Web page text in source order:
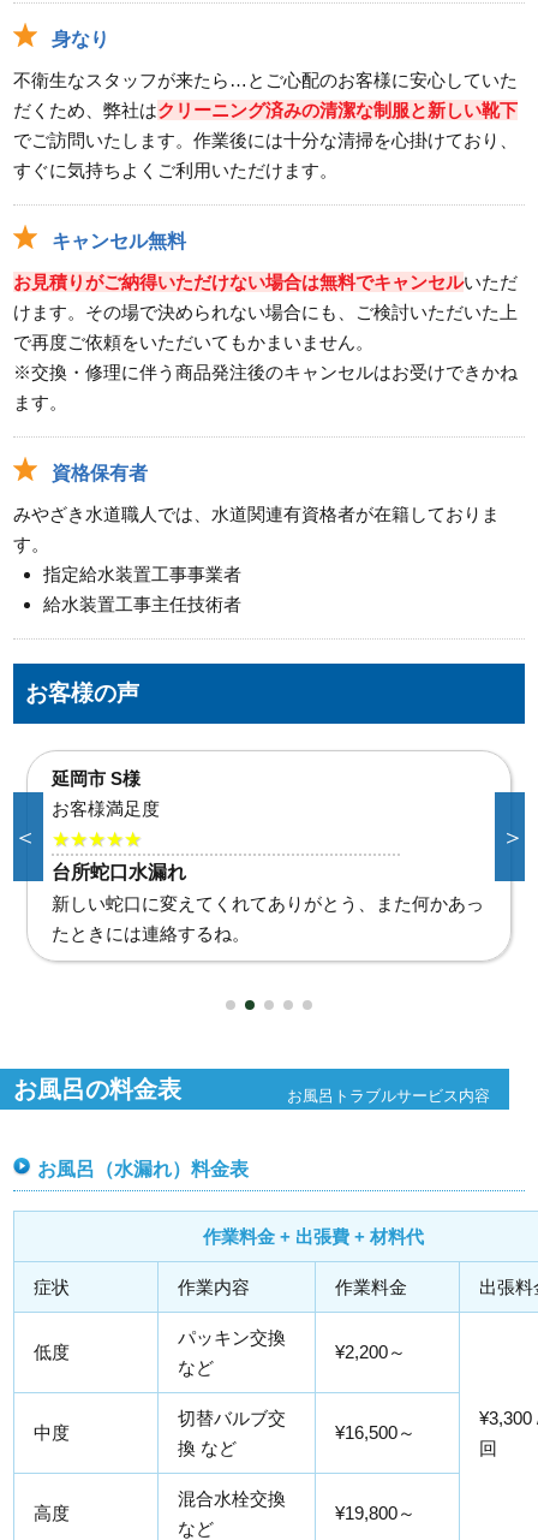
身なり
不衛生なスタッフが来たら…とご心配のお客様に安心していた
だくため、弊社はクリーニング済みの清潔な制服と新しい靴下
でご訪問いたします。作業後には十分な清掃を心掛けており、
すぐに気持ちよくご利用いただけます。
キャンセル無料
お見積りがご納得いただけない場合は無料でキャンセルいただ
けます。その場で決められない場合にも、ご検討いただいた上
で再度ご依頼をいただいてもかまいません。
※交換・修理に伴う商品発注後のキャンセルはお受けできかね
ます。
資格保有者
みやざき水道職人では、水道関連有資格者が在籍しておりま
す。
指定給水装置工事事業者
給水装置工事主任技術者
お客様の声
宮崎市K様
お客様満足度
★★★★★
洗面蛇口水漏れ
水が止まらない時はどうしたものかと慌てましたがい
つも通り使えるようにしてもらえて良かった。ありが
とう。
＜ ＞
お風呂の料金表 お風呂トラブルサービス内容
お風呂（水漏れ）料金表
作業料金 + 出張費 + 材料代
症状 作業内容 作業料金 出張料
低度
パッキン交換
など
¥2,200～
¥3,300
回
中度
切替バルブ交
換 など
¥16,500～
高度
混合水栓交換
など
¥19,800～